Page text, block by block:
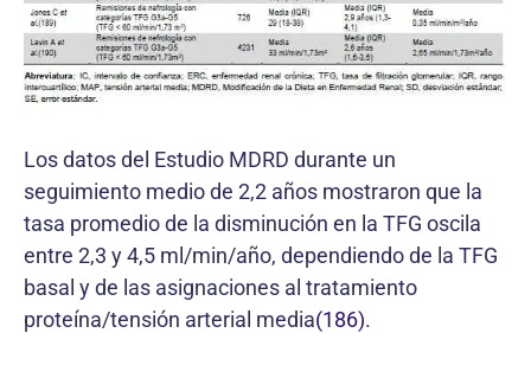
Los datos del Estudio MDRD durante un
seguimiento medio de 2,2 años mostraron que la
tasa promedio de la disminución en la TFG oscila
entre 2,3 y 4,5 ml/min/año, dependiendo de la TFG
basal y de las asignaciones al tratamiento
proteína/tensión arterial media(186).